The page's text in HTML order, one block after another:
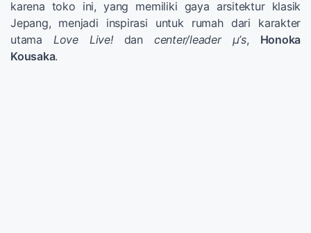
karena toko ini, yang memiliki gaya arsitektur klasik
Jepang, menjadi inspirasi untuk rumah dari karakter
utama Love Live!dan center/leader μ’s, Honoka
Kousaka.